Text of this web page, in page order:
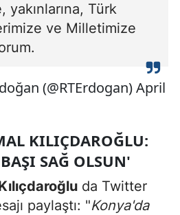
yakınlarına, Türk
ve Milletimize
(@RTErdogan) April
KILIÇDAROĞLU:
SAĞ OLSUN'
da Twitter
paylaştı: "Konya'da